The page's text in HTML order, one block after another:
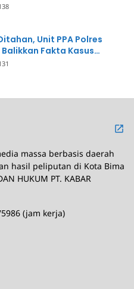
Unit PPA Polres
Fakta Kasus
massa berbasis daerah
hasil peliputan di Kota Bima
HUKUM PT. KABAR
(jam kerja)